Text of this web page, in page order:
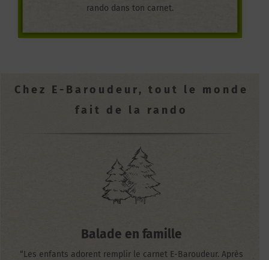
rando dans ton carnet.
Chez E-Baroudeur, tout le monde
fait de la rando
Balade en famille
“Les enfants adorent remplir le carnet E-Baroudeur. Après